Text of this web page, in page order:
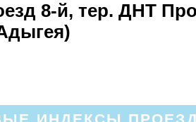
8-й, тер. ДНТ
ИНДЕКСЫ ПРОЕЗД